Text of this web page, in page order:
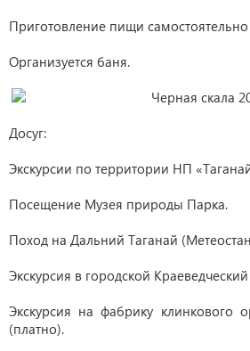
Приготовление пищи самостоятельно
Организуется баня.
Досуг:
Экскурсии по территории НП
Посещение Музея природы Парка.
Поход на Дальний Таганай
Экскурсия в городской
Экскурсия на фабрику клинкового
(платно).